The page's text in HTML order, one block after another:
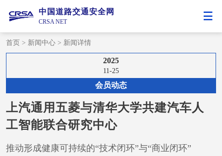
中国道路交通安全网
CRSA NET
首页 > 新闻中心 > 新闻详情
2025
11-25
会员动态
上汽通用五菱与清华大学共建汽车人
工智能联合研究中心
推动形成健康可持续的“技术闭环”与“商业闭环”